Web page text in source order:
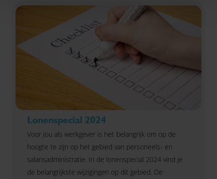
Lonenspecial 2024
Voor jou als werkgever is het belangrijk om op de
hoogte te zijn op het gebied van personeels- en
salarisadministratie. In de lonenspecial 2024 vind je
de belangrijkste wijzigingen op dit gebied. De